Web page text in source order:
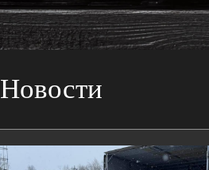
Новости